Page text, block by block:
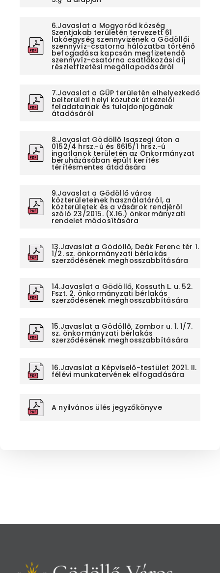
6.Javaslat a Mogyoród község
Szentjakab területén tervezett 61
lakóegység szennyvizének a Gödöllői
szennyvíz-csatorna hálózatba történő
befogadása kapcsán megfizetendő
szennyvíz-csatorna csatlakozási díj
részletfizetési megállapodásáról
7.Javaslat a GÜP területén elhelyezkedő
belterületi helyi közutak útkezelői
feladatainak és tulajdonjogának
átadásáról
8.Javaslat Gödöllő Isaszegi úton a
0152/4 hrsz.-ú és 6615/1 hrsz.-ú
ingatlanok területén az Önkormányzat
beruházásában épült kerítés
térítésmentes átadására
9.Javaslat a Gödöllő város
közterületeinek használatáról, a
közterületek és a vásárok rendjéről
szóló 23/2015. (X.16.) önkormányzati
rendelet módosítására
13.Javaslat a Gödöllő, Deák Ferenc tér 1.
1/2. sz. önkormányzati bérlakás
szerződésének meghosszabbítására
14.Javaslat a Gödöllő, Kossuth L. u. 52.
Fszt. 2. önkormányzati bérlakás
szerződésének meghosszabbítására
15.Javaslat a Gödöllő, Zombor u. 1. 1/7.
sz. önkormányzati bérlakás
szerződésének meghosszabbítására
16.Javaslat a Képviselő-testület 2021. II.
félévi munkatervének elfogadására
A nyilvános ülés jegyzőkönyve